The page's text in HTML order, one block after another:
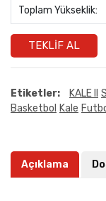
Toplam Yükseklik:
TEKLIF AL
Etiketler: KALE II
Basketbol Kale
Açıklama